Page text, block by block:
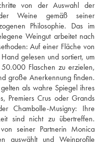
von der Auswahl der
Weine gemäß seiner
Philosophie. Das im
Weingut arbeitet nach
Auf einer Fläche von
gelesen und sortiert, um
Flaschen zu erzielen,
große Anerkennung finden.
als wahre Spiegel ihres
Premiers Crus oder Grands
Chambolle-Musigny: Ihre
sind nicht zu übertreffen.
seiner Partnerin Monica
auswählt und Weinprofile